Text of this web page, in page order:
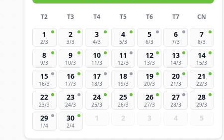
T2 T3 T4 T5 T6 T7 CN
1
2/3
2
3/3
3
4/3
4
5/3
5
6/3
6
7/3
7
8/3
8
9/3
9
10/3
10
11/3
11
12/3
12
13/3
13
14/3
14
15/3
15
16/3
16
17/3
17
18/3
18
19/3
19
20/3
20
21/3
21
22/3
22
23/3
23
24/3
24
25/3
25
26/3
26
27/3
27
28/3
28
29/3
29
1/4
30
2/4
1 2 3 4 5